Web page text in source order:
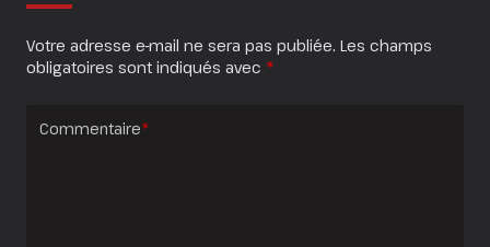
Votre adresse e-mail ne sera pas publiée. Les champs
obligatoires sont indiqués avec *
Commentaire*